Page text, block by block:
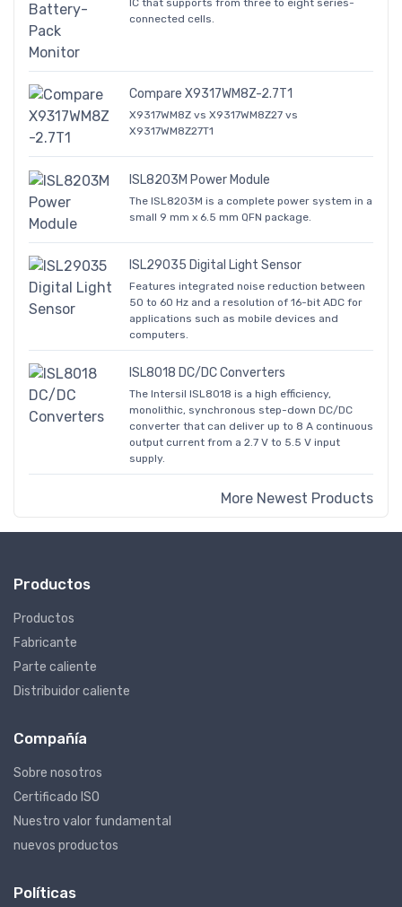
IC that supports from three to eight series-
connected cells.
Compare X9317WM8Z-2.7T1
X9317WM8Z vs X9317WM8Z27 vs
X9317WM8Z27T1
ISL8203M Power Module
The ISL8203M is a complete power system in a
small 9 mm x 6.5 mm QFN package.
ISL29035 Digital Light Sensor
Features integrated noise reduction between
50 to 60 Hz and a resolution of 16-bit ADC for
applications such as mobile devices and
computers.
ISL8018 DC/DC Converters
The Intersil ISL8018 is a high efficiency,
monolithic, synchronous step-down DC/DC
converter that can deliver up to 8 A continuous
output current from a 2.7 V to 5.5 V input
supply.
More Newest Products
Productos
Productos
Fabricante
Parte caliente
Distribuidor caliente
Compañía
Sobre nosotros
Certificado ISO
Nuestro valor fundamental
nuevos productos
Políticas